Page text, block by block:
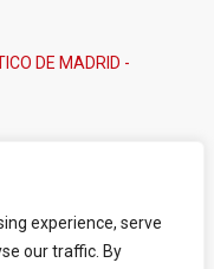
experience, serve
our traffic. By
DE MADRID -